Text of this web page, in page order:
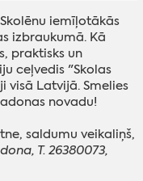
iemīļotākās
izbraukumā. Kā
praktisks un
ceļvedis "Skolas
visā Latvijā. Smelies
novadu!
saldumu veikaliņš,
T. 26380073,